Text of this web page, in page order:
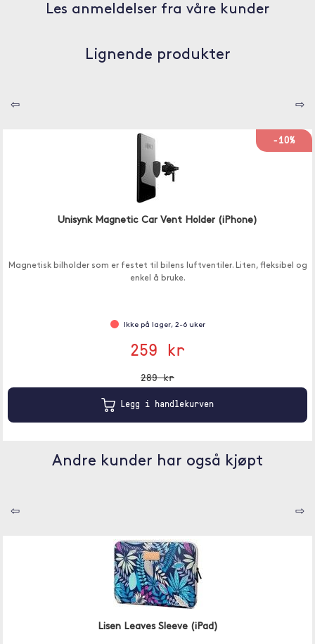
Les anmeldelser fra våre kunder
Lignende produkter
⇦ ⇨
-10%
Unisynk Magnetic Car Vent Holder (iPhone)
Magnetisk bilholder som er festet til bilens luftventiler. Liten, fleksibel og
enkel å bruke.
Ikke på lager, 2-6 uker
259 kr
289 kr
Legg i handlekurven
Andre kunder har også kjøpt
⇦ ⇨
Lisen Leaves Sleeve (iPad)